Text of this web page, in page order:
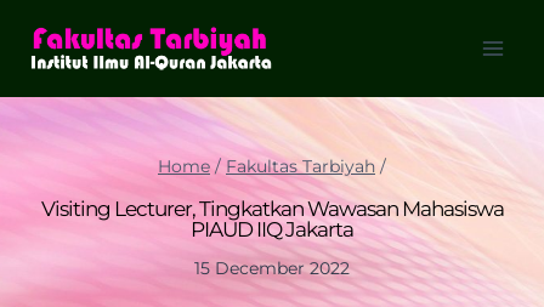
Home / Fakultas Tarbiyah /
Visiting Lecturer, Tingkatkan Wawasan Mahasiswa
PIAUD IIQ Jakarta
15 December 2022